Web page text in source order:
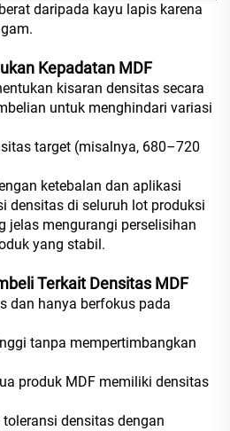
daripada kayu lapis karena
Kepadatan MDF
kisaran densitas secara
untuk menghindari variasi
target (misalnya, 680–720
ketebalan dan aplikasi
densitas di seluruh lot produksi
jelas mengurangi perselisihan
yang stabil.
Terkait Densitas MDF
dan hanya berfokus pada
tanpa mempertimbangkan
produk MDF memiliki densitas
densitas dengan